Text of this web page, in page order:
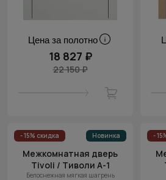
Цена за полотно
18 827 ₽
22 150 ₽
- 15% скидка Новинка
Межкомнатная дверь
Tivoli / Тиволи А-1
Белоснежная мягкая шагрень
-